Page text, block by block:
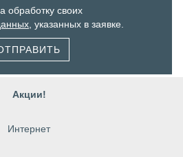
обработку своих
, указанных в заявке.
Акции!
Интернет